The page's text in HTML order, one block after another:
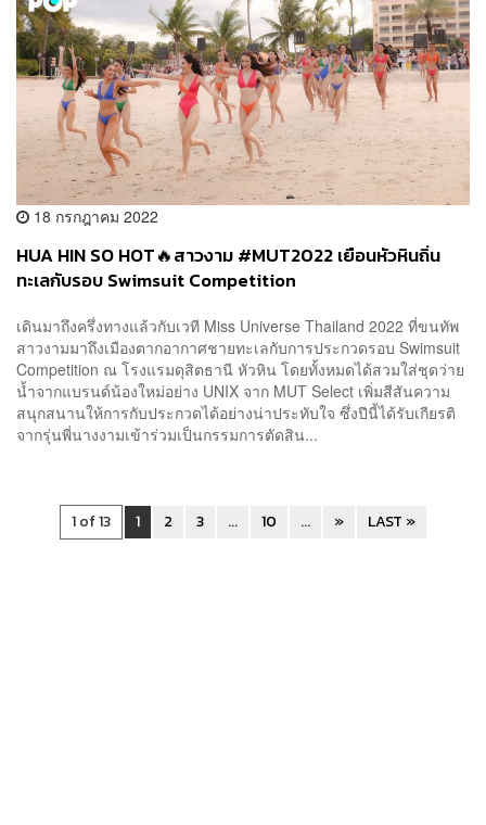
18 กรกฎาคม 2022
HUA HIN SO HOT🔥สาวงาม #MUT2022 เยือนหัวหินถิ่น
ทะเลกับรอบ Swimsuit Competition
เดินมาถึงครึ่งทางแล้วกับเวที Miss Universe Thailand 2022 ที่ขนทัพ
สาวงามมาถึงเมืองตากอากาศชายทะเลกับการประกวดรอบ Swimsuit
Competition ณ โรงแรมดุสิตธานี หัวหิน โดยทั้งหมดได้สวมใส่ชุดว่าย
น้ำจากแบรนด์น้องใหม่อย่าง UNIX จาก MUT Select เพิ่มสีสันความ
สนุกสนานให้การกับประกวดได้อย่างน่าประทับใจ ซึ่งปีนี้ได้รับเกียรติ
จากรุ่นพี่นางงามเข้าร่วมเป็นกรรมการตัดสิน...
1 of 13 1 2 3 ... 10 ... » LAST »